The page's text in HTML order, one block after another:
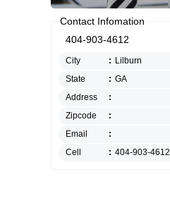
Contact Infomation
404-903-4612
City : Lilburn
State
: GA
Address
:
Zipcode
:
Email
:
Cell
: 404-903-4612